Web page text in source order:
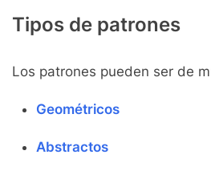
Tipos de patrones
Los patrones pueden ser de
Geométricos
Abstractos